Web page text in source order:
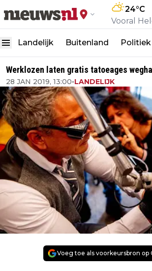
24°C
Vooral
Landelijk Buitenland Politiek
Werklozen laten gratis tatoeages
28 JAN 2019, 13:00•LANDELIJK
Voeg toe als voorkeursbron op